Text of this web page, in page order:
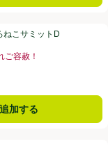
ねこサミットD
ご容赦！
加する